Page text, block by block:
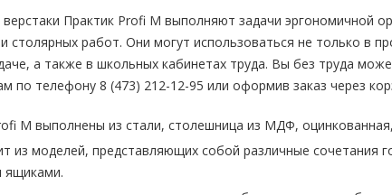
Практик Profi M выполняют задачи эргономичной
столярных работ. Они могут использоваться не только в
а также в школьных кабинетах труда. Вы без труда
по телефону 8 (473) 212-12-95 или оформив заказ через
M выполнены из стали, столешница из МДФ,
из моделей, представляющих собой различные сочетания
ящиками.